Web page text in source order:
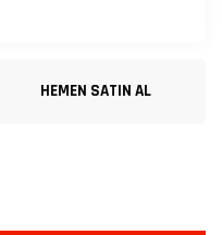
HEMEN SATIN AL